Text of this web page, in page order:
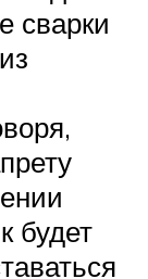
сварки
будет